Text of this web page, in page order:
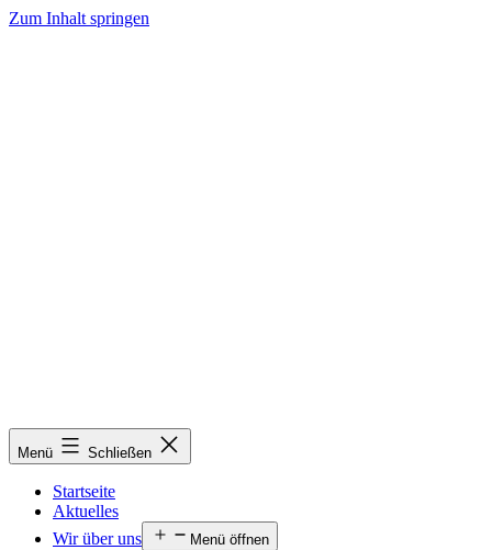
Zum Inhalt springen
Menü Schließen
Startseite
Aktuelles
Wir über uns
Menü öffnen